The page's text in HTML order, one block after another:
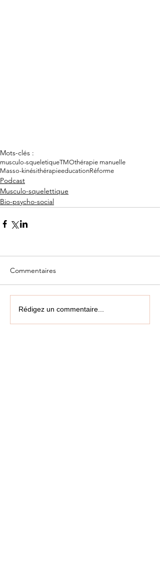
Mots-clés :
musculo-squeletiqueTMOthérapie manuelle
Masso-kinésithérapieeducationRéforme
Podcast
Musculo-squelettique
Bio-psycho-social
Commentaires
Rédigez un commentaire...